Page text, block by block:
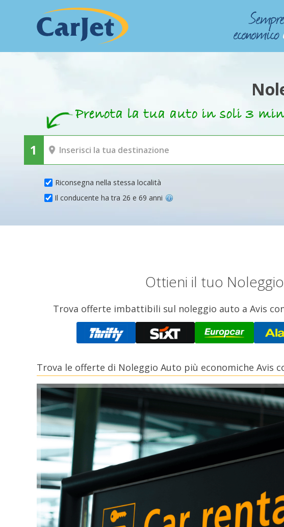
Riconsegna nella stessa località
Il conducente ha tra 26 e 69 anni
Ottieni il tuo
Trova offerte imbattibili sul noleggio auto a Avis
Trova le offerte di Noleggio Auto più economiche Avis